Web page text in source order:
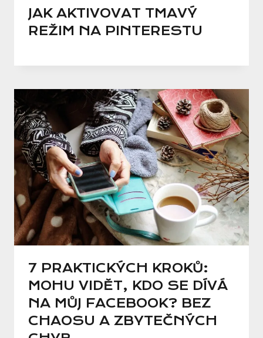
JAK AKTIVOVAT TMAVÝ
REŽIM NA PINTERESTU
7 PRAKTICKÝCH KROKŮ:
MOHU VIDĚT, KDO SE DÍVÁ
NA MŮJ FACEBOOK? BEZ
CHAOSU A ZBYTEČNÝCH